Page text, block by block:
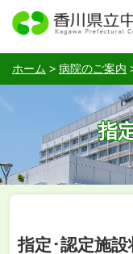
ホーム > 病院のご案内
指
指定･認定施設